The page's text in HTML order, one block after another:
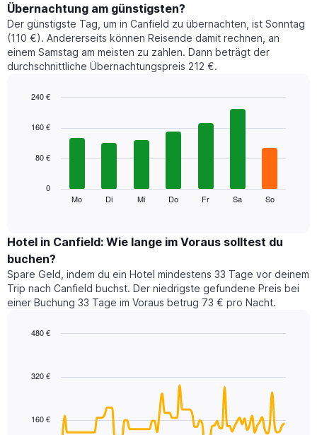
Übernachtung am günstigsten?
Der günstigste Tag, um in Canfield zu übernachten, ist Sonntag
(110 €). Andererseits können Reisende damit rechnen, an
einem Samstag am meisten zu zahlen. Dann beträgt der
durchschnittliche Übernachtungspreis 212 €.
chart
bars.
den
durchschnittlichen
Preis
eines
Zimmers
für
jeweiligen
Diagramm
X-
Achse,
Mo Di Mi Do Fr Sa So
0
80 €
160 €
240 €
Hotel in Canfield: Wie lange im Voraus solltest du
buchen?
Spare Geld, indem du ein Hotel mindestens 33 Tage vor deinem
Trip nach Canfield buchst. Der niedrigste gefundene Preis bei
einer Buchung 33 Tage im Voraus betrug 73 € pro Nacht.
with
90
160 €
320 €
480 €